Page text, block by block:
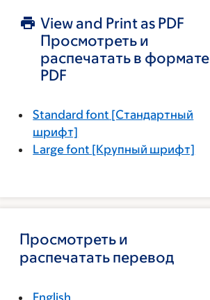
View and Print as PDF
Просмотреть и
распечатать в формате
PDF
Standard font [Стандартный
шрифт]
Large font [Крупный шрифт]
Просмотреть и
распечатать перевод
English